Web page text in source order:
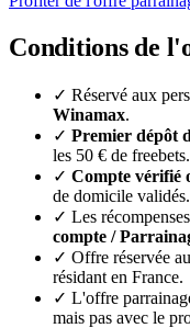
Conditions de
✓ Réservé aux
Winamax.
✓ Premier dépôt
les 50 € de freebets.
✓ Compte vérifié
de domicile validés.
✓ Les
compte /
✓ Offre réservée
résidant en France.
✓ L'offre
mais pas avec le